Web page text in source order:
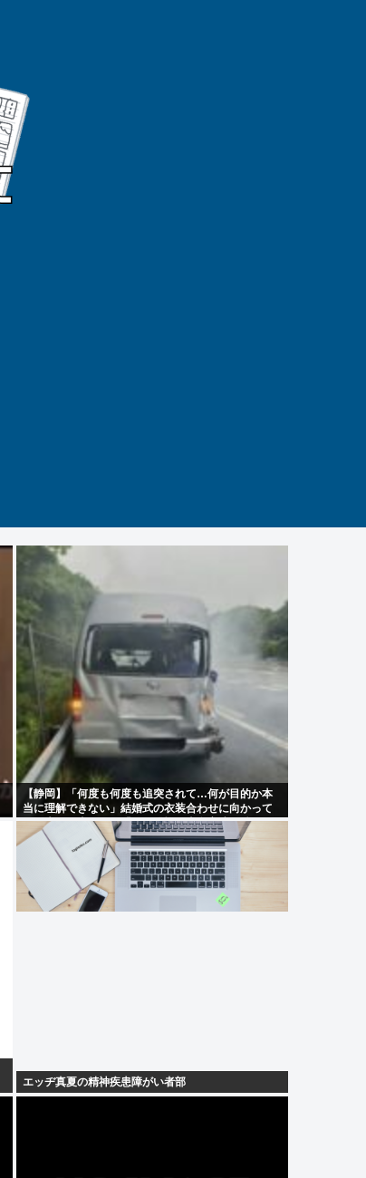
【静岡】「何度も何度も追突されて…何が目的か本
当に理解できない」結婚式の衣装合わせに向かって
いた夫婦が直面した「死の恐怖」東名高速で続いた
約1.7キロの追突
エッヂ真夏の精神疾患障がい者部